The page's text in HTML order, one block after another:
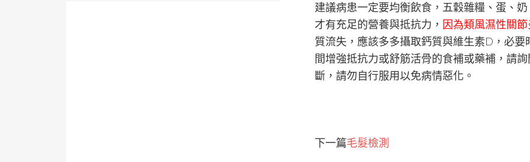
建議病患一定要均衡飲食，五穀雜糧、蛋、
才有充足的營養與抵抗力， 因為類風濕性關
質流失，應該多多攝取鈣質與維生素D，必
間增強抵抗力或舒筋活骨的食補或藥補，請
斷，請勿自行服用以免病情惡化。
下一篇毛髮檢測